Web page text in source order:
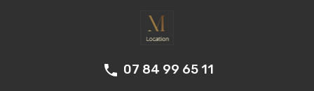
07 84 99 65 11